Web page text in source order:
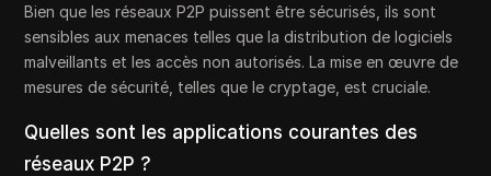
Bien que les réseaux P2P puissent être sécurisés, ils sont
sensibles aux menaces telles que la distribution de logiciels
malveillants et les accès non autorisés. La mise en œuvre de
mesures de sécurité, telles que le cryptage, est cruciale.
Quelles sont les applications courantes des
réseaux P2P ?